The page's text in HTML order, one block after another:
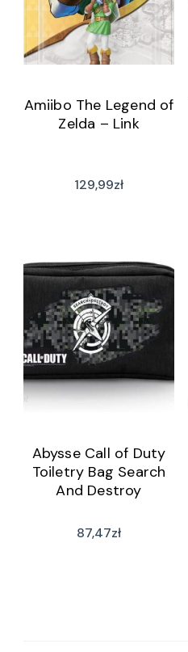
Amiibo The Legend of
Zelda – Link
129,99zł
Abysse Call of Duty
Toiletry Bag Search
And Destroy
87,47zł